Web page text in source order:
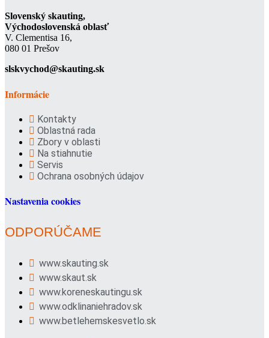
Slovenský skauting,
Východoslovenská oblasť
V. Clementisa 16,
080 01 Prešov
slskvychod@skauting.sk
Informácie
Kontakty
Oblastná rada
Zbory v oblasti
Na stiahnutie
Servis
Ochrana osobných údajov
Nastavenia cookies
ODPORÚČAME
www.skauting.sk
www.skaut.sk
www.koreneskautingu.sk
www.odklinaniehradov.sk
www.betlehemskesvetlo.sk